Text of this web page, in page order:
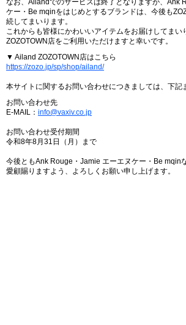
なお、Ailandでのサービスは終了となりますが、Ank
ケー・Be mqinをはじめとするブランドは、今後も
続してまいります。
これからも皆様にかわいいアイテムをお届けしてまい
ZOZOTOWN店をご利用いただけますと幸いです。
▼ Ailand ZOZOTOWN店はこちら
https://zozo.jp/sp/shop/ailand/
本サイトに関するお問い合わせにつきましては、下記
お問い合わせ先
E-MAIL： info@vaxiv.co.jp
お問い合わせ受付期間
令和8年8月31日（月）まで
今後ともAnk Rouge・Jamie エーエヌケー・Be mqin
愛顧賜りますよう、よろしくお願い申し上げます。